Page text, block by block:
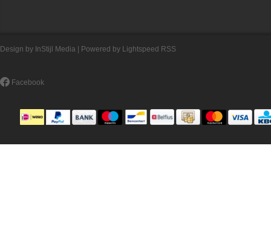
Design by InStijl Media | Powered by Lightspeed RSS
Facebook